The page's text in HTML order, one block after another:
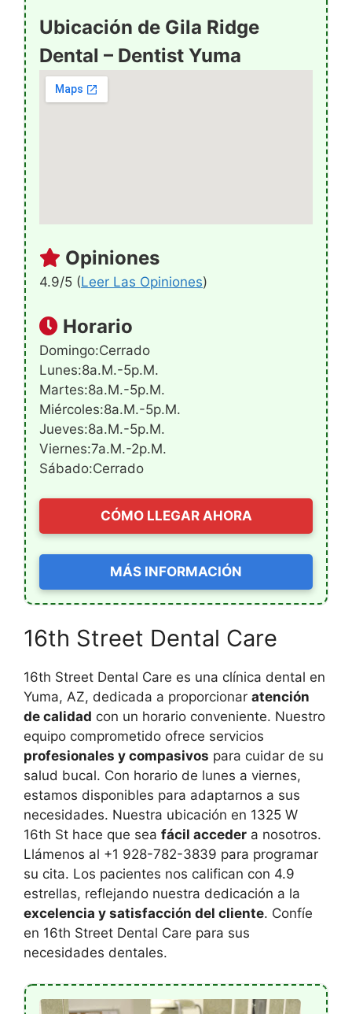
Ubicación de Gila Ridge
Dental – Dentist Yuma
Opiniones
4.9/5 (Leer Las Opiniones)
Horario
Domingo:Cerrado
Lunes:8a.m.-5p.m.
Martes:8a.m.-5p.m.
Miércoles:8a.m.-5p.m.
Jueves:8a.m.-5p.m.
Viernes:7a.m.-2p.m.
Sábado:Cerrado
CÓMO LLEGAR AHORA
MÁS INFORMACIÓN
16th Street Dental Care
16th Street Dental Care es una clínica dental en
Yuma, AZ, dedicada a proporcionar atención
de calidad con un horario conveniente. Nuestro
equipo comprometido ofrece servicios
profesionales y compasivos para cuidar de su
salud bucal. Con horario de lunes a viernes,
estamos disponibles para adaptarnos a sus
necesidades. Nuestra ubicación en 1325 W
16th St hace que sea fácil acceder a nosotros.
Llámenos al +1 928-782-3839 para programar
su cita. Los pacientes nos califican con 4.9
estrellas, reflejando nuestra dedicación a la
excelencia y satisfacción del cliente. Confíe
en 16th Street Dental Care para sus
necesidades dentales.